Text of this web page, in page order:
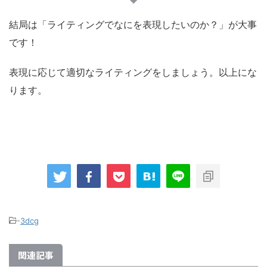
結局は「ライティングでなにを表現したいのか？」が大事
です！
表現に応じて適切なライティングをしましょう。以上にな
ります。
-3dcg
関連記事